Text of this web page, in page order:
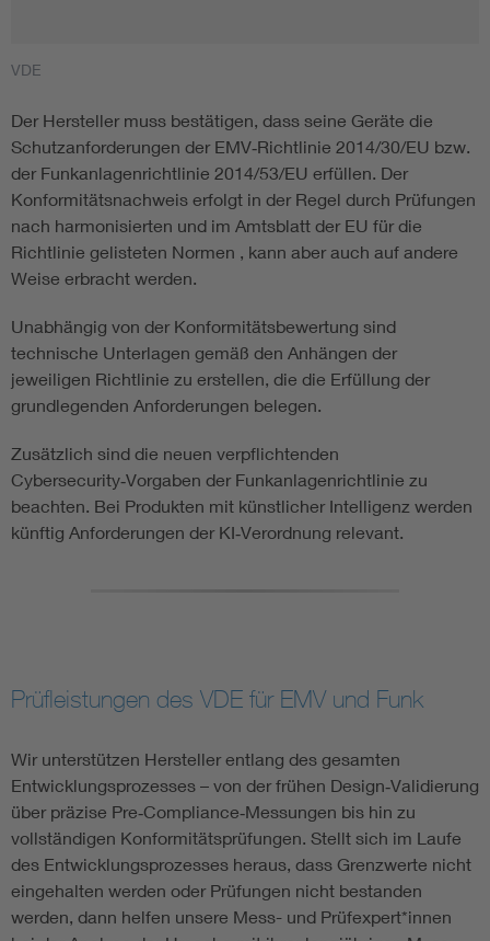
VDE
Der Hersteller muss bestätigen, dass seine Geräte die
Schutzanforderungen der EMV‑Richtlinie 2014/30/EU bzw.
der Funkanlagenrichtlinie 2014/53/EU erfüllen. Der
Konformitätsnachweis erfolgt in der Regel durch Prüfungen
nach harmonisierten und im Amtsblatt der EU für die
Richtlinie gelisteten Normen , kann aber auch auf andere
Weise erbracht werden.
Unabhängig von der Konformitätsbewertung sind
technische Unterlagen gemäß den Anhängen der
jeweiligen Richtlinie zu erstellen, die die Erfüllung der
grundlegenden Anforderungen belegen.
Zusätzlich sind die neuen verpflichtenden
Cybersecurity‑Vorgaben der Funkanlagenrichtlinie zu
beachten. Bei Produkten mit künstlicher Intelligenz werden
künftig Anforderungen der KI‑Verordnung relevant.
Prüfleistungen des VDE für EMV und Funk
Wir unterstützen Hersteller entlang des gesamten
Entwicklungsprozesses – von der frühen Design‑Validierung
über präzise Pre‑Compliance‑Messungen bis hin zu
vollständigen Konformitätsprüfungen. Stellt sich im Laufe
des Entwicklungsprozesses heraus, dass Grenzwerte nicht
eingehalten werden oder Prüfungen nicht bestanden
werden, dann helfen unsere Mess- und Prüfexpert*innen